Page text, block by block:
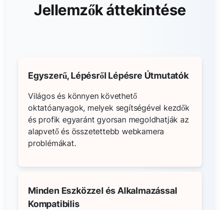
Jellemzők áttekintése
Egyszerű, Lépésről Lépésre Útmutatók
Világos és könnyen követhető
oktatóanyagok, melyek segítségével kezdők
és profik egyaránt gyorsan megoldhatják az
alapvető és összetettebb webkamera
problémákat.
Minden Eszközzel és Alkalmazással
Kompatibilis